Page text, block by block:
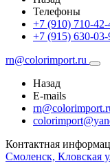
Телефоны
+7 (910) 710-42-
+7 (915) 630-03-
rn@colorimport.ru
Назад
E-mails
Контактная
Смоленск, Кловская